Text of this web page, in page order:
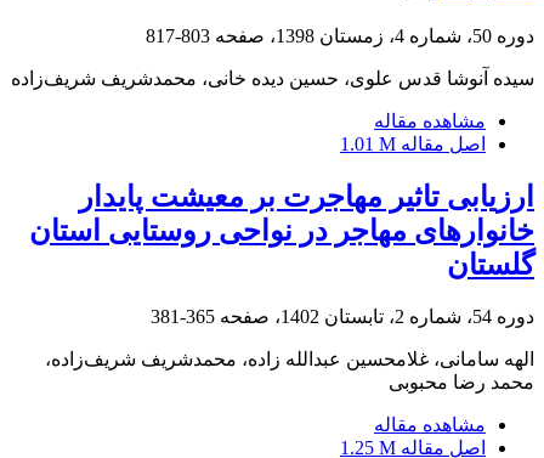
دوره 50، شماره 4، زمستان 1398، صفحه 803-817
سیده آنوشا قدس علوی، حسین دیده خانی، محمدشریف شریف‌زاده
مشاهده مقاله
اصل مقاله 1.01 M
ارزیابی تاثیر مهاجرت‌ بر معیشت پایدار
خانوارهای مهاجر در نواحی روستایی استان
گلستان
دوره 54، شماره 2، تابستان 1402، صفحه 365-381
الهه سامانی، غلامحسین عبدالله زاده، محمدشریف شریف‌زاده،
محمد رضا محبوبی
مشاهده مقاله
اصل مقاله 1.25 M